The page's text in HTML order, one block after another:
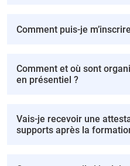
Comment puis-je
Comment et où sont
en présentiel ?
Vais-je recevoir une
supports après la